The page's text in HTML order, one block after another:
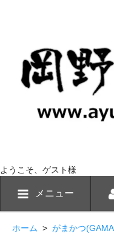
ようこそ、ゲスト様
メニュー
ホーム > がまかつ